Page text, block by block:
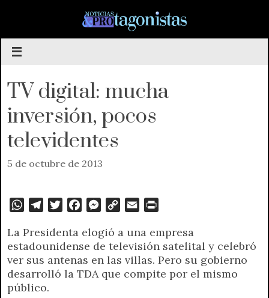
contenido
TV digital: mucha
inversión, pocos
televidentes
5 de octubre de 2013
W
a
t
s
A
p
l
e
g
r
a
i
t
t
e
c
e
b
o
M
s
s
e
n
p
y
L
a
i
l
i
n
t
F
La Presidenta elogió a una empresa
estadounidense de televisión satelital y celebró
ver sus antenas en las villas. Pero su gobierno
desarrolló la TDA que compite por el mismo
público.